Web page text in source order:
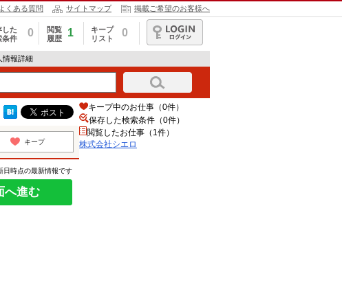
よくある質問 サイトマップ 掲載ご希望のお客様へ
した
条件
0
閲覧
履歴
1
キープ
リスト
0
ログイン
情報詳細
キープ
時点の最新情報です
へ進む
キープ中のお仕事（0件）
保存した検索条件（0件）
閲覧したお仕事（1件）
株式会社シエロ